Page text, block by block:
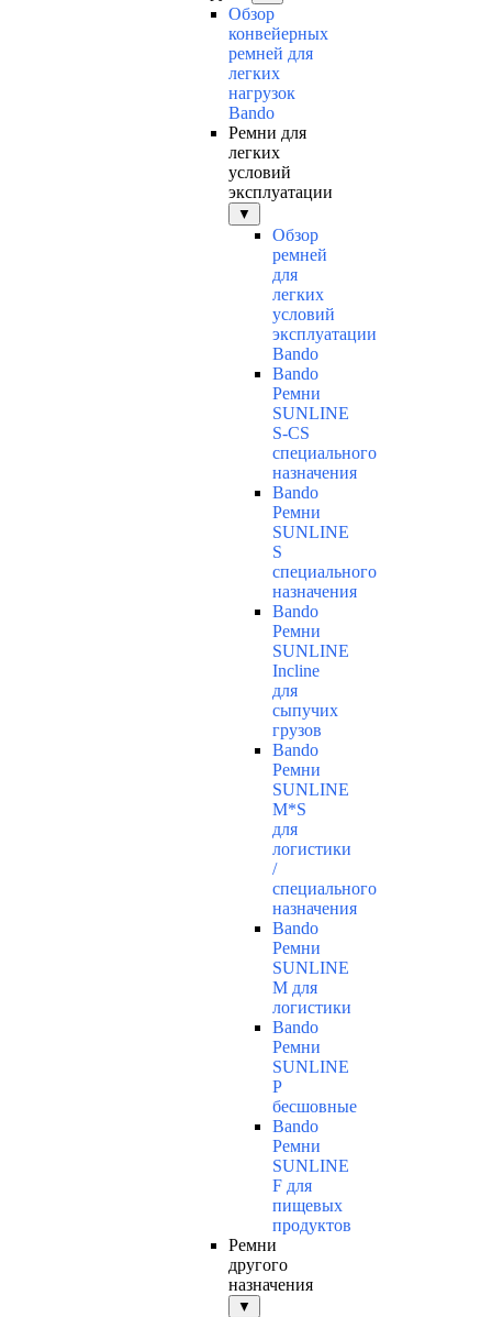
Обзор
конвейерных
ремней для
легких
нагрузок
Bando
Ремни для
легких
условий
эксплуатации
▼
Обзор
ремней
для
легких
условий
эксплуатации
Bando
Bando
Ремни
SUNLINE
S-CS
специального
назначения
Bando
Ремни
SUNLINE
S
специального
назначения
Bando
Ремни
SUNLINE
Incline
для
сыпучих
грузов
Bando
Ремни
SUNLINE
M*S
для
логистики
/
специального
назначения
Bando
Ремни
SUNLINE
M для
логистики
Bando
Ремни
SUNLINE
P
бесшовные
Bando
Ремни
SUNLINE
F для
пищевых
продуктов
Ремни
другого
назначения
▼